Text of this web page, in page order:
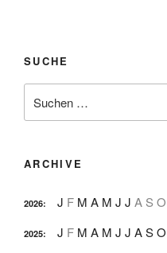
SUCHE
nach:
ARCHIVE
2026: J F M A M J J A S O
2025: J F M A M J J ASO